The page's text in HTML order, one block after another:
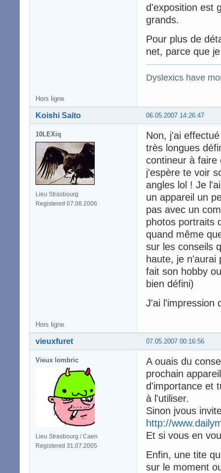
d'exposition est
grands.
Pour plus de
net, parce que
Dyslexics have
Hors ligne
06.05.2007 14:26:47
Koishi Saito
10LEXiq
Lieu Strasbourg
Registered 07.08.2006
Non, j'ai
très longues
contineur à faire
j'espère te voir
angles lol ! Je
un appareil un
pas avec un
photos portraits
quand même
sur les conseils
haute, je n'aurai
fait son hobby
bien défini)
J'ai l'impression
Hors ligne
07.05.2007 00:16:56
vieuxfuret
Vieux lombric
Lieu Strasbourg / Caen
Registered 31.07.2005
A ouais du
prochain
d'importance et
à l'utiliser.
Sinon jvous
http://
Et si vous en
Enfin, une tite
sur le moment